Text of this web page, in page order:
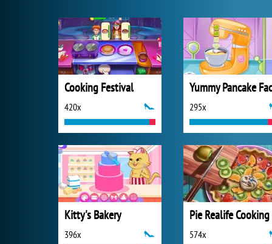
Cooking Festival
420x 295x
Kitty's Bakery
396x
Pie Realife Cooking
574x